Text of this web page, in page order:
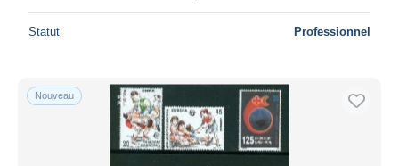
Statut Professionnel
Nouveau